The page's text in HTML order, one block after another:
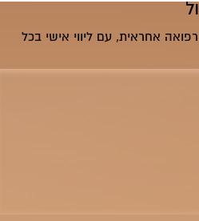
אחראית, עם ליווי אישי בכל